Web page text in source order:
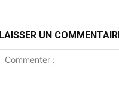
LAISSER UN